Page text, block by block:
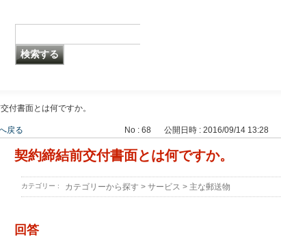
付書面とは何ですか。
戻る No : 68 公開日時 : 2016/09/14 13:28
契約締結前交付書面とは何ですか。
カテゴリー : カテゴリーから探す > サービス > 主な郵送物
回答